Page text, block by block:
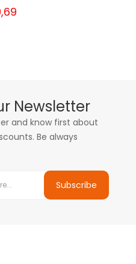
Newsletter
and know first about
Be always
Subscribe